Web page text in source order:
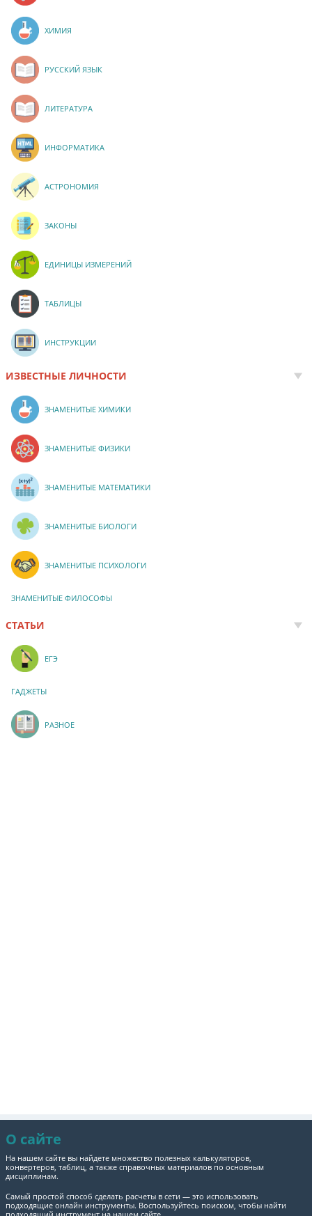
ХИМИЯ
РУССКИЙ ЯЗЫК
ЛИТЕРАТУРА
ИНФОРМАТИКА
АСТРОНОМИЯ
ЗАКОНЫ
ЕДИНИЦЫ ИЗМЕРЕНИЙ
ТАБЛИЦЫ
ИНСТРУКЦИИ
ИЗВЕСТНЫЕ ЛИЧНОСТИ
ЗНАМЕНИТЫЕ ХИМИКИ
ЗНАМЕНИТЫЕ ФИЗИКИ
ЗНАМЕНИТЫЕ МАТЕМАТИКИ
ЗНАМЕНИТЫЕ БИОЛОГИ
ЗНАМЕНИТЫЕ ПСИХОЛОГИ
ЗНАМЕНИТЫЕ ФИЛОСОФЫ
СТАТЬИ
ЕГЭ
ГАДЖЕТЫ
РАЗНОЕ
О сайте
На нашем сайте вы найдете множество полезных калькуляторов,
конвертеров, таблиц, а также справочных материалов по основным
дисциплинам.
Самый простой способ сделать расчеты в сети — это использовать
подходящие онлайн инструменты. Воспользуйтесь поиском, чтобы найти